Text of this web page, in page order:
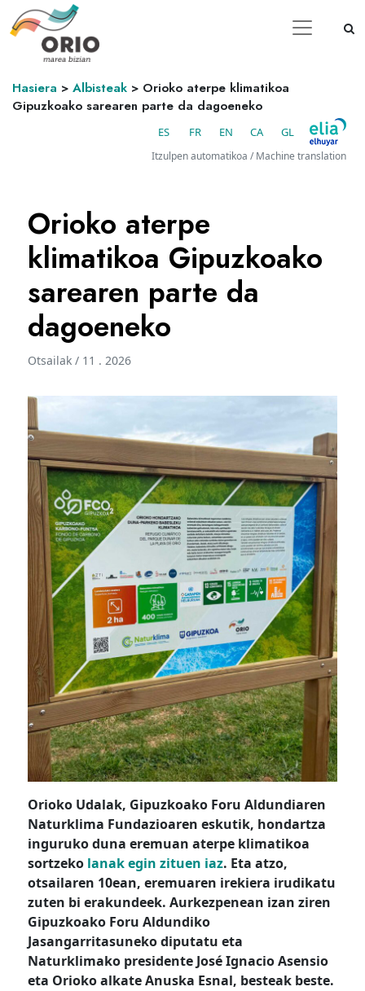
Hasiera > Albisteak > Orioko aterpe klimatikoa
Gipuzkoako sarearen parte da dagoeneko
ES FR EN CA GL
Itzulpen automatikoa / Machine translation
Orioko aterpe
klimatikoa Gipuzkoako
sarearen parte da
dagoeneko
Otsailak / 11 . 2026
Orioko Udalak, Gipuzkoako Foru Aldundiaren
Naturklima Fundazioaren eskutik, hondartza
inguruko duna eremuan aterpe klimatikoa
sortzeko lanak egin zituen iaz. Eta atzo,
otsailaren 10ean, eremuaren irekiera irudikatu
zuten bi erakundeek. Aurkezpenean izan ziren
Gipuzkoako Foru Aldundiko
Jasangarritasuneko diputatu eta
Naturklimako presidente José Ignacio Asensio
eta Orioko alkate Anuska Esnal, besteak beste.